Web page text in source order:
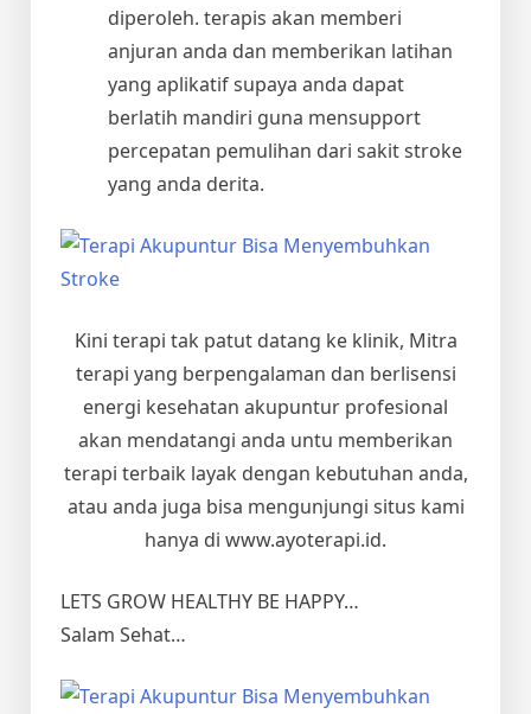
diperoleh. terapis akan memberi
anjuran anda dan memberikan latihan
yang aplikatif supaya anda dapat
berlatih mandiri guna mensupport
percepatan pemulihan dari sakit stroke
yang anda derita.
Kini terapi tak patut datang ke klinik, Mitra
terapi yang berpengalaman dan berlisensi
energi kesehatan akupuntur profesional
akan mendatangi anda untu memberikan
terapi terbaik layak dengan kebutuhan anda,
atau anda juga bisa mengunjungi situs kami
hanya di www.ayoterapi.id.
LETS GROW HEALTHY BE HAPPY…
Salam Sehat…